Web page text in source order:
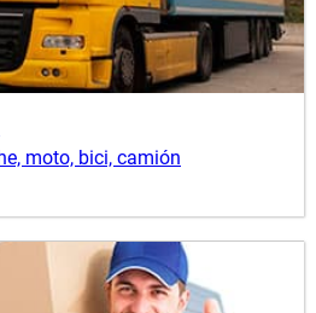
moto, bici, camión